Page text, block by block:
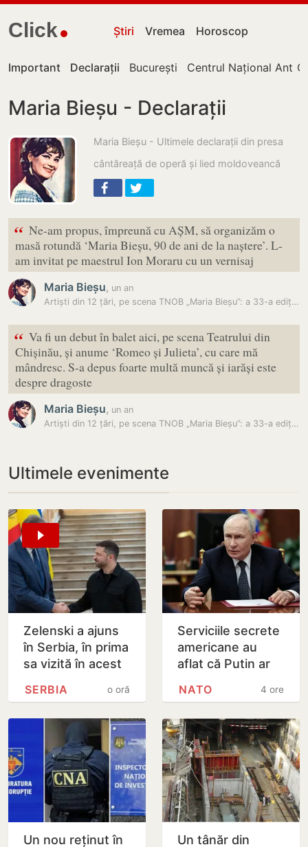
Click Știri Vremea Horoscop
Important Declarații București Centrul Național
Maria Bieșu - Declarații
Maria Bieșu - Ultimele declarații din presa
cântăreață de operă și lied moldoveancă
“ Ne-am propus, împreună cu AȘM, să organizăm o
masă rotundă ‘Maria Bieșu, 90 de ani de la naștere’. L-
am invitat pe maestrul Ion Moraru cu un vernisaj
Maria Bieșu, un an
Artiști din 12 țări, pe scena TNOB „Maria Bieșu”: a 33-a ediție a…
“ Va fi un debut în balet aici, pe scena Teatrului din
Chișinău, și anume ‘Romeo și Julieta’, cu care mă
mândresc. S-a depus foarte multă muncă și iarăși este
despre dragoste
Maria Bieșu, un an
Artiști din 12 țări, pe scena TNOB „Maria Bieșu”: a 33-a ediție a…
Ultimele evenimente
Zelenski a ajuns
în Serbia, în prima
sa vizită în acest
tradițional al
o oră
SERBIA
Serviciile secrete
americane au
aflat că Putin ar
cu un atac chiar în
4 ore
NATO
Un nou reținut în
Un tânăr din